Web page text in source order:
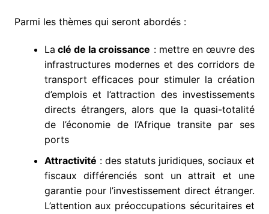
Parmi les thèmes qui seront abordés :
La clé de la croissance : mettre en œuvre des
infrastructures modernes et des corridors de
transport efficaces pour stimuler la création
d’emplois et l’attraction des investissements
directs étrangers, alors que la quasi-totalité
de l’économie de l’Afrique transite par ses
ports
Attractivité : des statuts juridiques, sociaux et
fiscaux différenciés sont un attrait et une
garantie pour l’investissement direct étranger.
L’attention aux préoccupations sécuritaires et